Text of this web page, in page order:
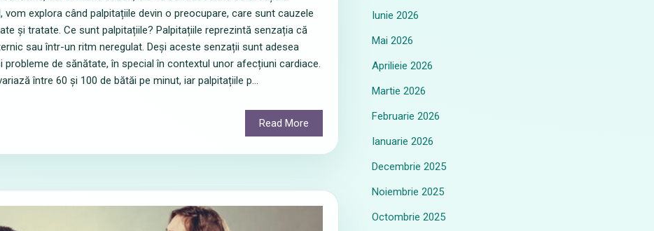
explora când palpitațiile devin o preocupare, care sunt cauzele
și tratate. Ce sunt palpitațiile? Palpitațiile reprezintă senzația că
sau într-un ritm neregulat. Deși aceste senzații sunt adesea
de sănătate, în special în contextul unor afecțiuni cardiace.
între 60 și 100 de bătăi pe minut, iar palpitațiile p...
Read More
Iunie 2026
Mai 2026
Aprilieie 2026
Martie 2026
Februarie 2026
Ianuarie 2026
Decembrie 2025
Noiembrie 2025
Octombrie 2025